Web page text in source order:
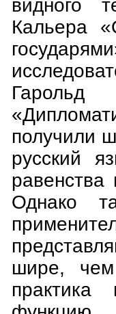
видного
Кальера
получили
русский
Однако
шире, чем